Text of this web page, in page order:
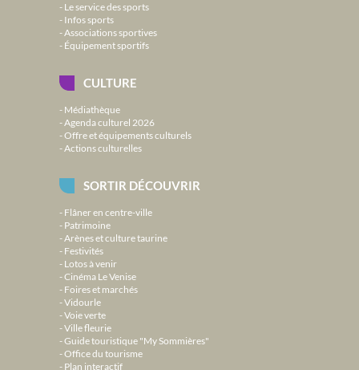
Le service des sports
Infos sports
Associations sportives
Équipement sportifs
CULTURE
Médiathèque
Agenda culturel 2026
Offre et équipements culturels
Actions culturelles
SORTIR DÉCOUVRIR
Flâner en centre-ville
Patrimoine
Arènes et culture taurine
Festivités
Lotos à venir
Cinéma Le Venise
Foires et marchés
Vidourle
Voie verte
Ville fleurie
Guide touristique "My Sommières"
Office du tourisme
Plan interactif